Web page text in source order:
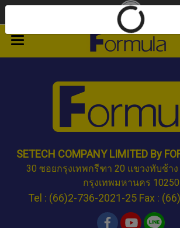
SETECH COMPANY LIMITED By
30 ซอยกรุงเทพกรีฑา 20 แขวงทับช้า
กรุงเทพมหานคร 10250
Tel : (66)2-736-2021-25 Fax :